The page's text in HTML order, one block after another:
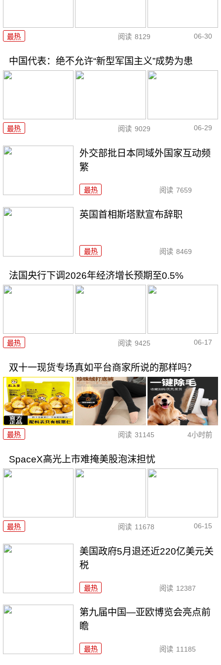
最热 阅读 8129 06-30
中国代表：绝不允许“新型军国主义”成势为患
最热 阅读 9029 06-29
外交部批日本同域外国家互动频
繁
最热 阅读 7659
英国首相斯塔默宣布辞职
最热 阅读 8469
法国央行下调2026年经济增长预期至0.5%
最热 阅读 9425 06-17
双十一现货专场真如平台商家所说的那样吗？
最热 阅读 31145 4小时前
SpaceX高光上市难掩美股泡沫担忧
最热 阅读 11678 06-15
美国政府5月退还近220亿美元关
税
最热 阅读 12387
第九届中国—亚欧博览会亮点前
瞻
最热 阅读 11185